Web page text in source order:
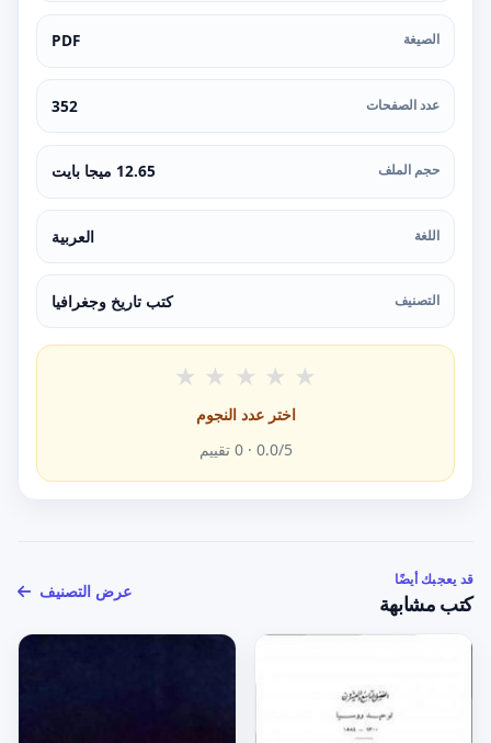
الصيغة PDF
عدد الصفحات 352
حجم الملف 12.65 ميجا بايت
اللغة العربية
التصنيف كتب تاريخ وجغرافيا
★ ★ ★ ★ ★
اختر عدد النجوم
0.0/5 ·
0 تقييم
قد يعجبك أيضًا
كتب مشابهة
عرض التصنيف